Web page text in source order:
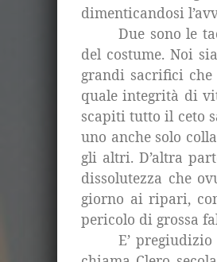
dimenticandosi
Due sono le
del costume. Noi
grandi sacrifici che
quale integrità di
scapiti tutto il ceto
uno anche solo
gli altri. D’altra
dissolutezza che
giorno ai ripari,
pericolo di grossa
E’